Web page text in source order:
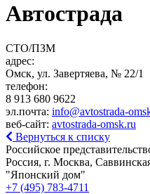
Автострада
СТО/ПЗМ
адрес:
Омск, ул. Завертяева, № 22/1
телефон:
8 913 680 9622
эл.почта: info@avtostrada-
веб-сайт: avtostrada-omsk.ru
Вернуться к списку
Российское
Россия, г. Москва,
"Японский дом"
+7 (495) 783-4711